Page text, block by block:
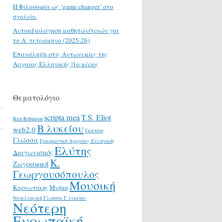
H Φιλοσοφία ως ‘game changer’ στο
σχολείο.
Αυτοαξιολόγηση μαθητών/τριών για
το Α΄ τετράμηνο (2025-26)
Επανάληψη στις Αντωνυμίες της
Αρχαίας Ελληνικής |1ο μέρος
Θεματολόγιο
Ken Robinson scripta meaT.S. Eliot
web2.0 Β λυκείου Γκάτσος
Γλώσσα Γραμματική Αρχαίας Ελληνικής
ΔιαγωνισμόςΕλύτης
Ζωγραφική Κ.
Γεωργουσόπουλος
ΚαρυωτάκηςΜνήμηΜουσική
Νεοελληνική Γλώσσα Γ λυκείου
Νεότερη